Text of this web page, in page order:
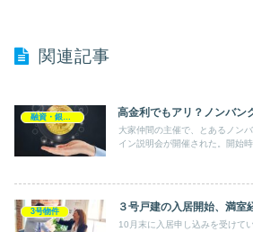
関連記事
高金利でもアリ？ノンバン
大家仲間の主催で、とあるノン
イン説明会が開催された。開始時
3号物件 ３号戸建の入居開始、満室
10月末に入居申し込みを受けて